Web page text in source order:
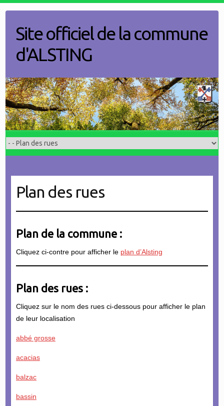
contentSite officiel de la commune
d'ALSTING
Plan des rues
Plan de la commune :
Cliquez ci-contre pour afficher le plan d’Alsting
Plan des rues :
Cliquez sur le nom des rues ci-dessous pour afficher le plan
de leur localisation
abbé grosse
acacias
balzac
bassin